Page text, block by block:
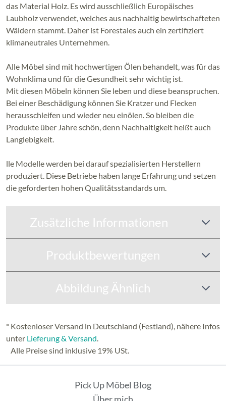
das Material Holz. Es wird ausschließlich Europäisches
Laubholz verwendet, welches aus nachhaltig bewirtschafteten
Wäldern stammt. Daher ist Forestales auch ein zertifiziert
klimaneutrales Unternehmen.
Alle Möbel sind mit hochwertigen Ölen behandelt, was für das
Wohnklima und für die Gesundheit sehr wichtig ist.
Mit diesen Möbeln können Sie leben und diese beanspruchen.
Bei einer Beschädigung können Sie Kratzer und Flecken
herausschleifen und wieder neu einölen. So bleiben die
Produkte über Jahre schön, denn Nachhaltigkeit heißt auch
Langlebigkeit.
lle Modelle werden bei darauf spezialisierten Herstellern
produziert. Diese Betriebe haben lange Erfahrung und setzen
die geforderten hohen Qualitätsstandards um.
Zusätzliche Informationen
Produktbewertungen
Abbildung Ähnlich
* Kostenloser Versand in Deutschland (Festland), nähere Infos
unter Lieferung & Versand
Alle Preise sind inklusive 19% USt.
Pick Up Möbel Blog
Über mich